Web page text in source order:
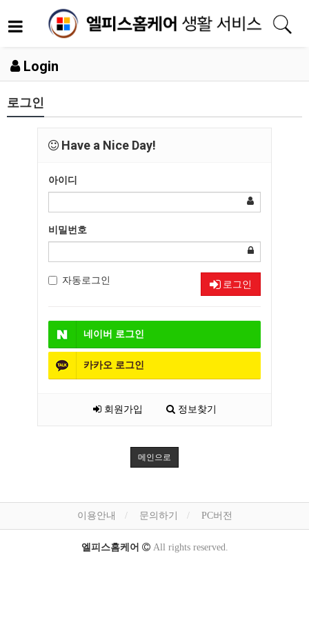
Login
로그인
Have a Nice Day!
아이디
비밀번호
자동로그인 로그인
네이버 로그인
카카오 로그인
회원가입 정보찾기
메인으로
이용안내 문의하기 PC버전
엘피스홈케어 All rights reserved.